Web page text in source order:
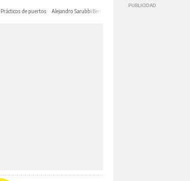
Prácticos de puertos Alejandro Sarubbi Benítez